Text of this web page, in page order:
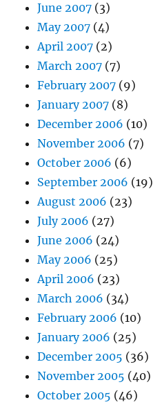
June 2007 (3)
May 2007 (4)
April 2007 (2)
March 2007 (7)
February 2007 (9)
January 2007 (8)
December 2006 (10)
November 2006 (7)
October 2006 (6)
September 2006 (19)
August 2006 (23)
July 2006 (27)
June 2006 (24)
May 2006 (25)
April 2006 (23)
March 2006 (34)
February 2006 (10)
January 2006 (25)
December 2005 (36)
November 2005 (40)
October 2005 (46)